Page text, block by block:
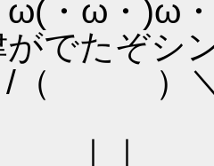
・ω
でたぞシ
）